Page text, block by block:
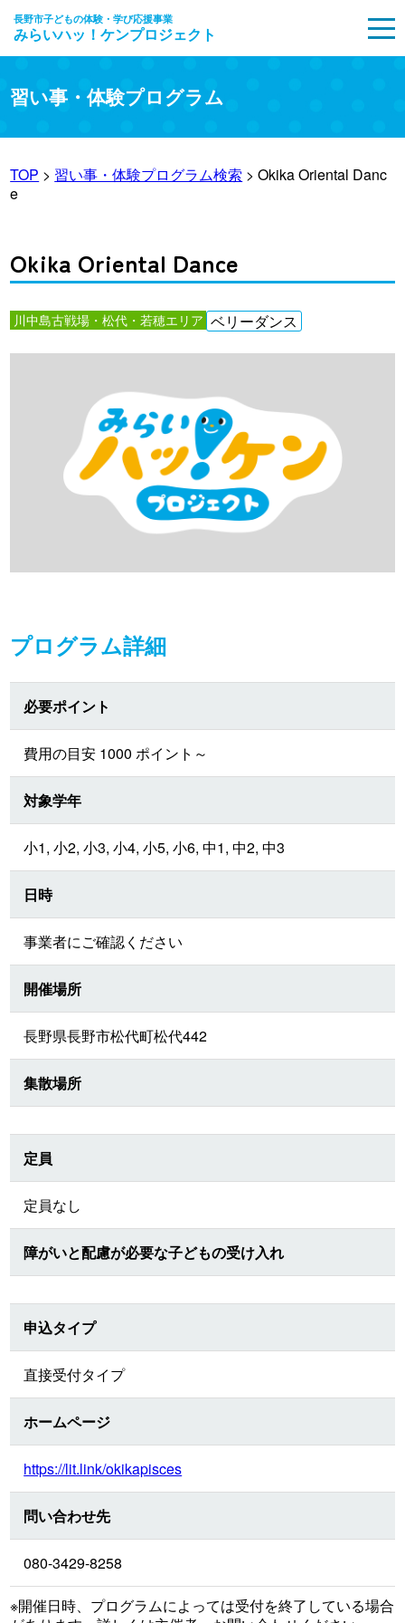
長野市子どもの体験・学び応援事業
みらいハッ！ケンプロジェクト
習い事・体験プログラム
TOP > 習い事・体験プログラム検索 > Okika Oriental Danc
e
Okika Oriental Dance
川中島古戦場・松代・若穂エリア ベリーダンス
プログラム詳細
必要ポイント
費用の目安 1000 ポイント～
対象学年
小1, 小2, 小3, 小4, 小5, 小6, 中1, 中2, 中3
日時
事業者にご確認ください
開催場所
長野県長野市松代町松代442
集散場所
定員
定員なし
障がいと配慮が必要な子どもの受け入れ
申込タイプ
直接受付タイプ
ホームページ
https://lit.link/okikapisces
問い合わせ先
080-3429-8258
※開催日時、プログラムによっては受付を終了している場合